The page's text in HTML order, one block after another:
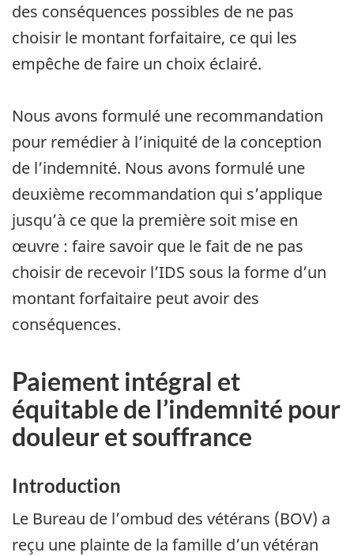
des conséquences possibles de ne pas
choisir le montant forfaitaire, ce qui les
empêche de faire un choix éclairé.
Nous avons formulé une recommandation
pour remédier à l’iniquité de la conception
de l’indemnité. Nous avons formulé une
deuxième recommandation qui s’applique
jusqu’à ce que la première soit mise en
œuvre : faire savoir que le fait de ne pas
choisir de recevoir l’IDS sous la forme d’un
montant forfaitaire peut avoir des
conséquences.
Paiement intégral et
équitable de l’indemnité pour
douleur et souffrance
Introduction
Le Bureau de l’ombud des vétérans (BOV) a
reçu une plainte de la famille d’un vétéran